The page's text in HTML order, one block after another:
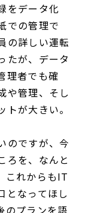
をデータ化
での管理で
の詳しい運転
たが、データ
理者でも確
や管理、そし
が大きい。
のですが、今
ろを、なんと
これからもIT
となってほし
のプランを語